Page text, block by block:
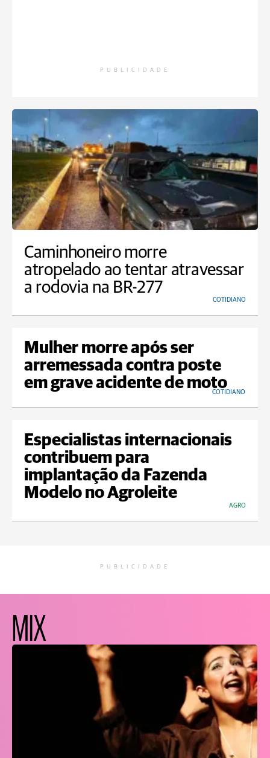
PUBLICIDADE
Caminhoneiro morre
atropelado ao tentar atravessar
a rodovia na BR-277
COTIDIANO
Mulher morre após ser
arremessada contra poste
em grave acidente de moto
COTIDIANO
Especialistas internacionais
contribuem para
implantação da Fazenda
Modelo no Agroleite
AGRO
PUBLICIDADE
MIX